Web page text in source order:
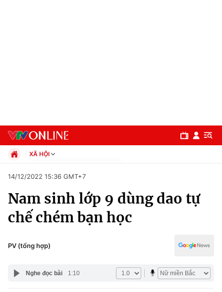
Chuyên mục
Chính trị
Xã hội
XÃ HỘI
Xã hội
Pháp luật
Thể thao
Văn hóa - Giải trí
Đời sống
14/12/2022 15:36 GMT+7
Nam sinh lớp 9 dùng dao tự
chế chém bạn học
PV (tổng hợp)
Nghe đọc bài 1:10